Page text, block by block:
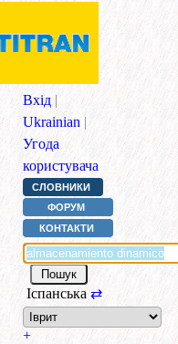
Вхід |
Ukrainian |
Угода
користувача
СЛОВНИКИ
ФОРУМ
КОНТАКТИ
Іспанська ⇄
+